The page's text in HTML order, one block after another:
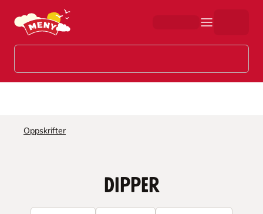
Hopp til hovedinnhold
Oppskrifter
Dipper